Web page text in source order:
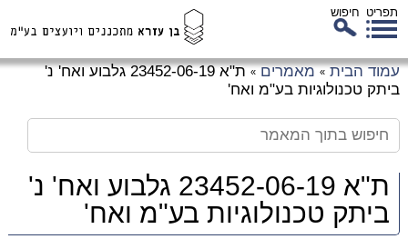
תפריט חיפוש
עמוד הבית » מאמרים »
ת"א 23452-06-19 גלבוע ואח' נ'
ביתק טכנולוגיות בע"מ ואח'
ת"א 23452-06-19 גלבוע ואח' נ'
ביתק טכנולוגיות בע"מ ואח'